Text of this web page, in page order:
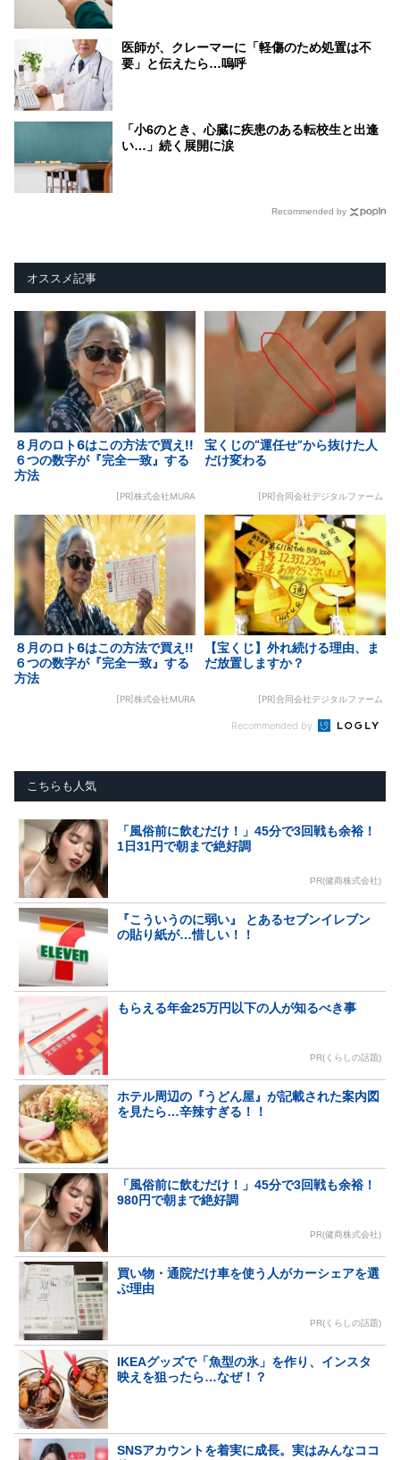
医師が、クレーマーに「軽傷のため処置は不
要」と伝えたら…嗚呼
「小6のとき、心臓に疾患のある転校生と出逢
い…」続く展開に涙
Recommended by
オススメ記事
８月のロト6はこの方法で買え!!
６つの数字が『完全一致』する
方法
[PR]株式会社MURA
宝くじの“運任せ”から抜けた人
だけ変わる
[PR]合同会社デジタルファーム
８月のロト6はこの方法で買え!!
６つの数字が『完全一致』する
方法
[PR]株式会社MURA
【宝くじ】外れ続ける理由、ま
だ放置しますか？
[PR]合同会社デジタルファーム
Recommended by
こちらも人気
「風俗前に飲むだけ！」45分で3回戦も余裕！
1日31円で朝まで絶好調
PR(健商株式会社)
『こういうのに弱い』 とあるセブンイレブン
の貼り紙が…惜しい！！
もらえる年金25万円以下の人が知るべき事
PR(くらしの話題)
ホテル周辺の『うどん屋』が記載された案内図
を見たら…辛辣すぎる！！
「風俗前に飲むだけ！」45分で3回戦も余裕！
980円で朝まで絶好調
PR(健商株式会社)
買い物・通院だけ車を使う人がカーシェアを選
ぶ理由
PR(くらしの話題)
IKEAグッズで「魚型の氷」を作り、インスタ
映えを狙ったら…なぜ！？
SNSアカウントを着実に成長。実はみんなココ